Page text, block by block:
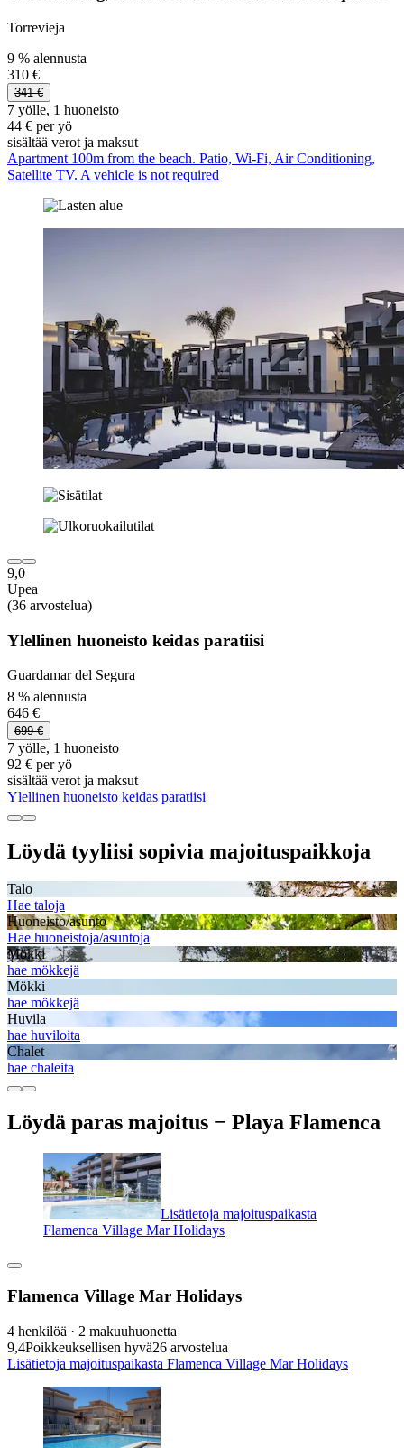
Torrevieja
9 % alennusta
310 €
341 €
7 yölle, 1 huoneisto
44 € per yö
sisältää verot ja maksut
Apartment 100m from the beach. Patio, Wi-Fi, Air Conditioning,
Satellite TV. A vehicle is not required
9,0
Upea
(36 arvostelua)
Ylellinen huoneisto keidas paratiisi
Guardamar del Segura
8 % alennusta
646 €
699 €
7 yölle, 1 huoneisto
92 € per yö
sisältää verot ja maksut
Ylellinen huoneisto keidas paratiisi
Löydä tyyliisi sopivia majoituspaikkoja
Talo
Hae taloja
Huoneisto/asunto
Hae huoneistoja/asuntoja
Mökki
hae mökkejä
Mökki
hae mökkejä
Huvila
hae huviloita
Chalet
hae chaleita
Löydä paras majoitus − Playa Flamenca
Lisätietoja majoituspaikasta
Flamenca Village Mar Holidays
Flamenca Village Mar Holidays
4 henkilöä · 2 makuuhuonetta
9,4Poikkeuksellisen hyvä26 arvostelua
Lisätietoja majoituspaikasta Flamenca Village Mar Holidays